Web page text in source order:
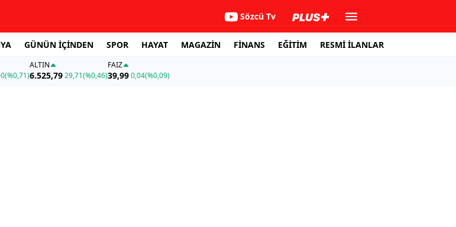
Sözcü Tv
GÜNÜN İÇİNDEN SPOR HAYAT MAGAZİN FİNANS EĞİTİM RESMİ İLANLAR
(%0,71)
ALTIN
6.525,7929,71(%0,46)
FAİZ
39,990,04(%0,09)